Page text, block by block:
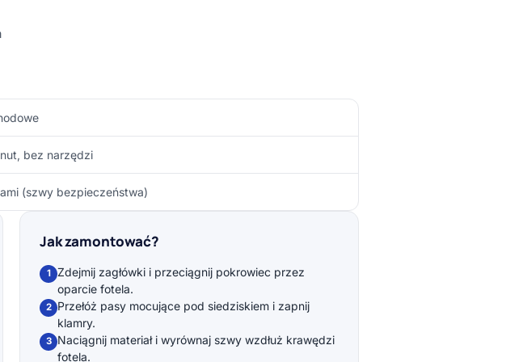
bez narzędzi
(szwy bezpieczeństwa)
Jak zamontować?
1
Zdejmij zagłówki i przeciągnij pokrowiec przez
oparcie fotela.
2
Przełóż pasy mocujące pod siedziskiem i zapnij
klamry.
3
Naciągnij materiał i wyrównaj szwy wzdłuż krawędzi
fotela.